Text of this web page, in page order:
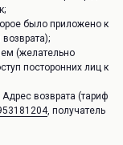
было приложено к
(желательно
посторонних лиц к
возврата (тариф
, получатель